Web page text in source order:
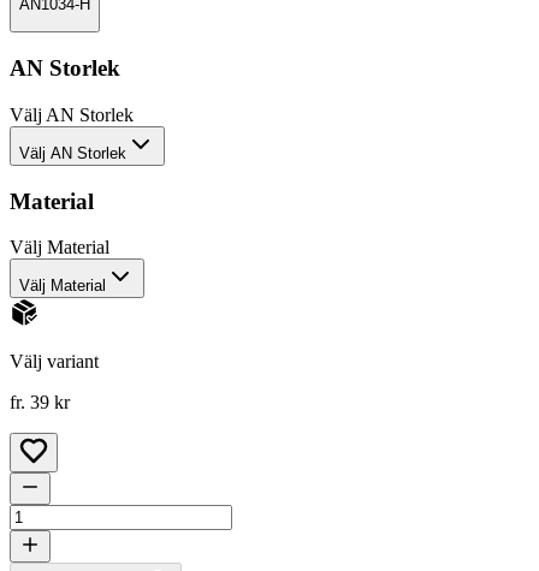
AN1034-H
AN Storlek
Välj AN Storlek
Välj AN Storlek
Material
Välj Material
Välj Material
Välj variant
fr. 39 kr